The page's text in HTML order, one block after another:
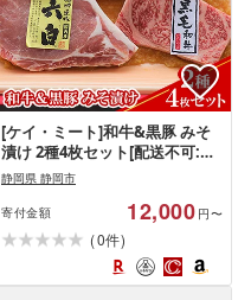
[ケイ・ミート]和牛&黒豚 みそ
漬け 2種4枚セット[配送不可:北
海道・沖縄・離島]◆ | お肉 牛肉
モモ 肉の加工品 国産黒毛和牛
黒豚
静岡県 静岡市
寄付金額 12,000 円〜
(0件)